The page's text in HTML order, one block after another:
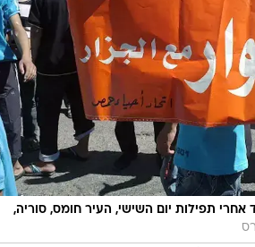
אחרי תפילות יום השישי, העיר חומס, סוריה,